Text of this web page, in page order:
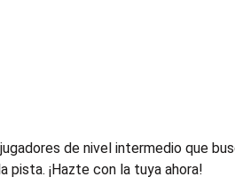
de nivel intermedio que
pista. ¡Hazte con la tuya ahora!